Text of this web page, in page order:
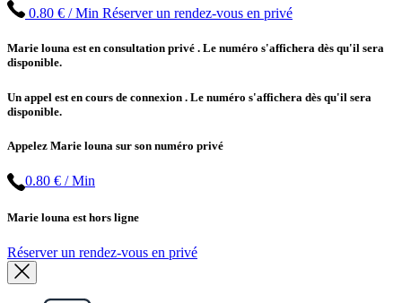
0.80 € / Min Réserver un rendez-vous en privé
Marie louna est en consultation privé . Le numéro s'affichera dès qu'il sera
disponible.
Un appel est en cours de connexion . Le numéro s'affichera dès qu'il sera
disponible.
Appelez Marie louna sur son numéro privé
0.80 € / Min
Marie louna est hors ligne
Réserver un rendez-vous en privé